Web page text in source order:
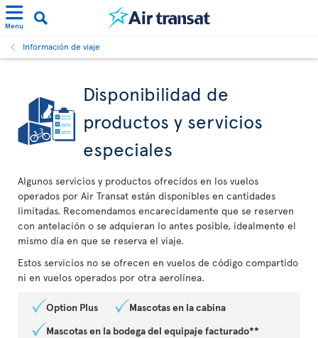
Menu
Información de viaje
Disponibilidad de
productos y servicios
especiales
Algunos servicios y productos ofrecidos en los vuelos
operados por Air Transat están disponibles en cantidades
limitadas. Recomendamos encarecidamente que se reserven
con antelación o se adquieran lo antes posible, idealmente el
mismo día en que se reserva el viaje.
Estos servicios no se ofrecen en vuelos de código compartido
ni en vuelos operados por otra aerolínea.
Option Plus
Mascotas en la cabina
Mascotas en la bodega del equipaje facturado**